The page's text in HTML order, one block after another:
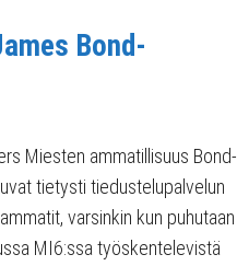
Bond-
Miesten ammatillisuus Bond-
tietysti tiedustelupalvelun
varsinkin kun puhutaan
MI6:ssa työskentelevistä